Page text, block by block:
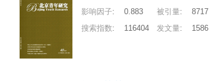
影响因子: 0.883 被引量:
8717
搜索指数: 116404 发文量: 1586